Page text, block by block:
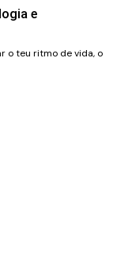
e
o teu ritmo de vida, o